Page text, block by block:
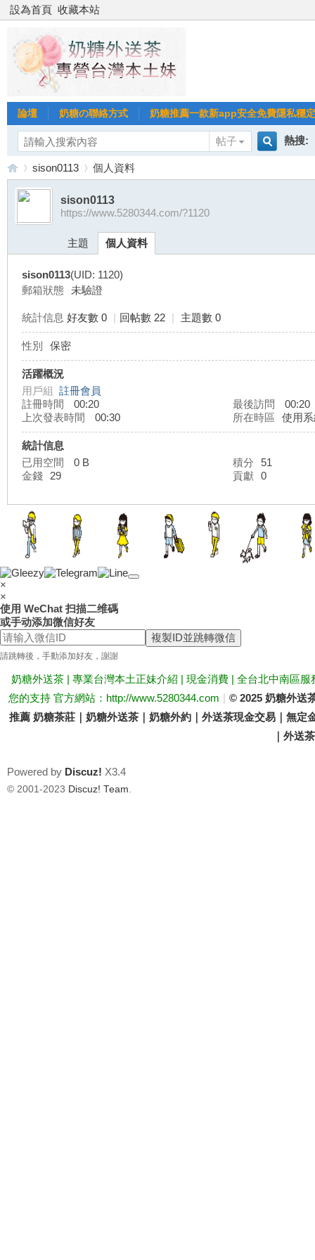
設為首頁 收藏本站
論壇 奶糖の聯絡方式 奶糖推薦一款新app安全免費隱私穩
帖子
熱搜:
台
外
送
茶
›
sison0113 個人資料
sison0113
https://www.5280344.com/?1120
主題 個人資料
sison0113(UID: 1120)
郵箱狀態 未驗證
統計信息 好友數 0 | 回帖數 22 | 主題數 0
性別 保密
活躍概況
用戶組 註冊會員
註冊時間
00:20 最後訪問
00:20
上次發表時間
00:30 所在時區 使用
統計信息
已用空間
0 B 積分
51
金錢
29 貢獻 0
×
×
使用 WeChat 扫描二维碼
或手动添加微信好友
複製ID並跳轉微信
請跳轉後，手動添加好友，謝謝
奶糖外送茶 | 專業台灣本土正妹介紹 | 現金消費 | 全台北中南區
您的支持 官方網站：http://www.5280344.com | © 2025 奶糖外送
推薦 奶糖茶莊｜奶糖外送茶｜奶糖外約｜外送茶現金交易｜無
｜外送
Powered by Discuz! X3.4
© 2001-2023 Discuz! Team.